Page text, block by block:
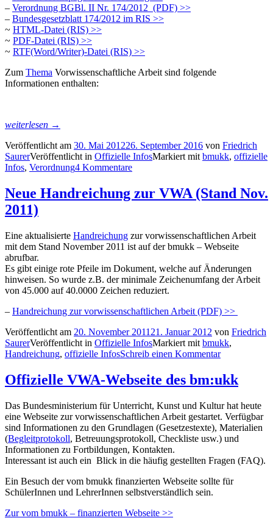
– Verordnung BGBl. II Nr. 174/2012 (PDF) >>
– Bundesgesetzblatt 174/2012 im RIS >>
~ HTML-Datei (RIS) >>
~ PDF-Datei (RIS) >>
~ RTF(Word/Writer)-Datei (RIS) >>
Zum Thema Vorwissenschaftliche Arbeit sind folgende
Informationen enthalten:
„Verordnung
die
Reifeprüfung
an
allgemeinbildenden
höheren
Schulen“
weiterlesen →
Veröffentlicht am 30. Mai 201226. September 2016 von Friedrich
SaurerVeröffentlicht in Offizielle InfosMarkiert mit bmukk, offizielle
Infos, Verordnung4 Kommentare
Neue Handreichung zur VWA (Stand Nov.
2011)
Eine aktualisierte Handreichung zur vorwissenschaftlichen Arbeit
mit dem Stand November 2011 ist auf der bmukk – Webseite
abrufbar.
Es gibt einige rote Pfeile im Dokument, welche auf Änderungen
hinweisen. So wurde z.B. der minimale Zeichenumfang der Arbeit
von 45.000 auf 40.0000 Zeichen reduziert.
– Handreichung zur vorwissenschaftlichen Arbeit (PDF) >>
Veröffentlicht am 20. November 2011 21. Januar 2012 von Friedrich
SaurerVeröffentlicht in Offizielle InfosMarkiert mit bmukk,
Handreichung, offizielle InfosSchreib einen Kommentar
Offizielle VWA-Webseite des bm:ukk
Das Bundesministerium für Unterricht, Kunst und Kultur hat heute
eine Webseite zur vorwissenschaftlichen Arbeit gestartet. Verfügbar
sind Informationen zu den Grundlagen (Gesetzestexte), Materialien
(Begleitprotokoll, Betreuungsprotokoll, Checkliste usw.) und
Informationen zu Fortbildungen, Kontakten.
Interessant ist auch ein Blick in die häufig gestellten Fragen (FAQ).
Ein Besuch der vom bmukk finanzierten Webseite sollte für
SchülerInnen und LehrerInnen selbstverständlich sein.
Zur vom bmukk – finanzierten Webseite >>